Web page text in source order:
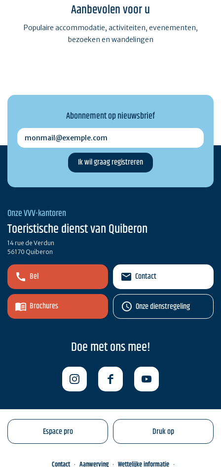
Aanbevolen voor u
Populaire accommodatie, activiteiten, evenementen,
bezoeken en wandelingen
Abonnement op nieuwsbrief
monmail@exemple.com
Onze VVV-kantoren
Toeristische dienst van Quiberon
14 rue de Verdun
56170 Quiberon
Bel
Brochures
Contact
Onze dienstregeling
Doe met ons mee!
Espace pro Druk op
Contact Aanwerving Wettelijke informatie